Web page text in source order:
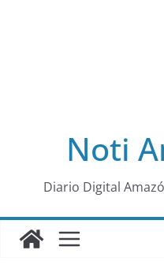
al
Noti
Diario Digital